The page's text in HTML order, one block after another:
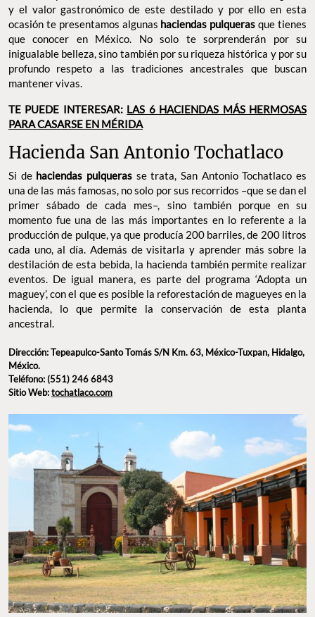
país es muy importante y forma parte de su legado. De esta
manera, a partir del turismo se ha buscado enaltecer los orígenes
y el valor gastronómico de este destilado y por ello en esta
ocasión te presentamos algunas haciendas pulquerasque tienes
que conocer en México. No solo te sorprenderán por su
inigualable belleza, sino también por su riqueza histórica y por su
mantener vivas.
PARA CASARSE EN MÉRIDA
Hacienda San Antonio Tochatlaco
Si de haciendas pulqueras
se trata, San Antonio Tochatlaco es
una de las más famosas, no solo por sus recorridos –que se dan el
primer sábado de cada mes–, sino también porque en su
momento fue una de las más importantes en lo referente a la
producción de pulque, ya que producía 200 barriles, de 200 litros
cada uno, al día. Además de visitarla y aprender más sobre la
destilación de esta bebida, la hacienda también permite realizar
eventos. De igual manera, es parte del programa ‘Adopta un
maguey’, con el que es posible la reforestación de magueyes en la
ancestral.
Dirección: Tepeapulco-Santo Tomás S/N Km. 63,
México-Tuxpan, Hidalgo, México.
Teléfono: (551) 246 6843
Sitio Web:tochatlaco.com